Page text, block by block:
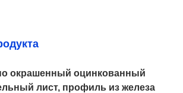
окрашенный оцинкованный
лист, профиль из железа